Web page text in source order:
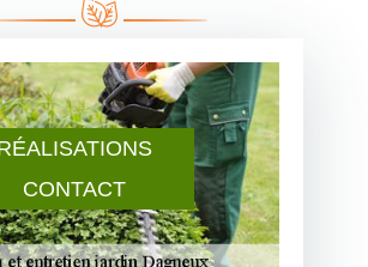
CONTACT